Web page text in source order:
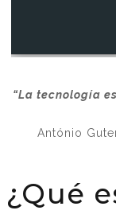
“La tecnología
António
¿Qué